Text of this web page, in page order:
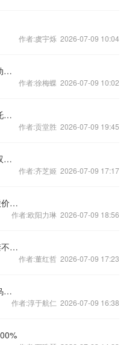
作者:虞宇烁 2026-07-09 10:04
线上线下央企大拜年：多方携手联动送祝福迈向新征程
作者:徐梅蝶 2026-07-09 10:02
百大集团股份有限公司关于收到委托理财收益的公告
作者:贡堂胜 2026-07-09 19:45
莫纪宏：论行为能力与权利能力的双重辩证关系
作者:齐芝姬 2026-07-09 17:17
“董事长电梯视频流出”，胜宏科技股价大跌！公司回应：网传视频和公司生产经营活动无关
作者:欧阳力琳 2026-07-09 18:56
人民网三评“失控的打赏”之二：屡禁不止，症结在哪？
作者:董红哲 2026-07-09 17:23
俄侦查委员会：俄两座桥梁被炸系乌克兰所为
作者:淳于航仁 2026-07-09 16:38